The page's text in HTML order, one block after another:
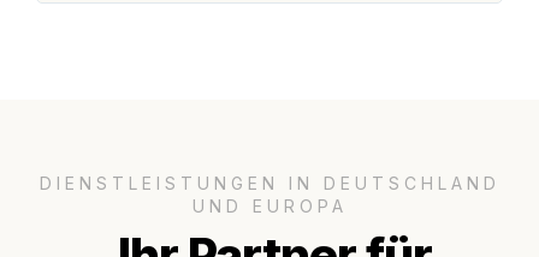
DIENSTLEISTUNGEN IN DEUTSCHLAND
UND EUROPA